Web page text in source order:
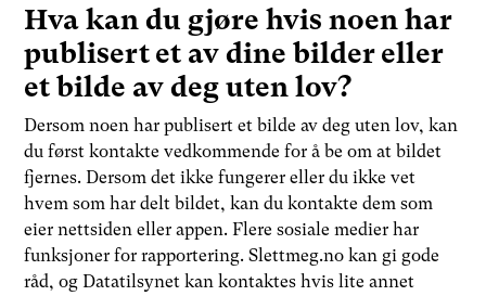
Hva kan du gjøre hvis noen har
publisert et av dine bilder eller
et bilde av deg uten lov?
Dersom noen har publisert et bilde av deg uten lov, kan
du først kontakte vedkommende for å be om at bildet
fjernes. Dersom det ikke fungerer eller du ikke vet
hvem som har delt bildet, kan du kontakte dem som
eier nettsiden eller appen. Flere sosiale medier har
funksjoner for rapportering. Slettmeg.no kan gi gode
råd, og Datatilsynet kan kontaktes hvis lite annet